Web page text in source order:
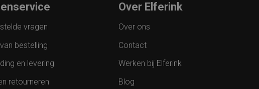
vragen
bestelling
en levering
retourneren
Over Elferink
Over ons
Contact
Werken bij Elferink
Blog